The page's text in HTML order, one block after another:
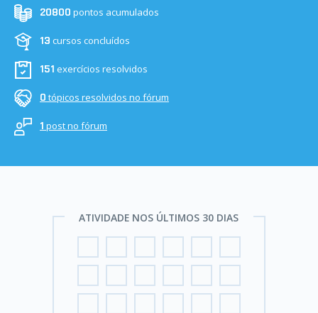
20800 pontos acumulados
13 cursos concluídos
151 exercícios resolvidos
0 tópicos resolvidos no fórum
1 post no fórum
ATIVIDADE NOS ÚLTIMOS 30 DIAS